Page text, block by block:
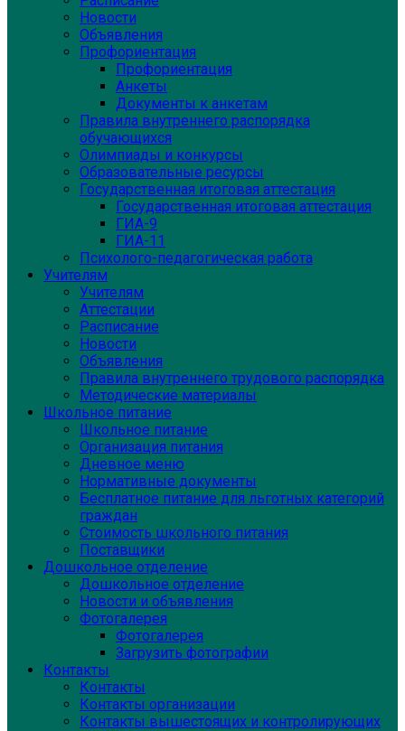
Новости
Объявления
Профориентация
Профориентация
Анкеты
Документы к анкетам
Правила внутреннего распорядка
обучающихся
Олимпиады и конкурсы
Образовательные ресурсы
Государственная итоговая аттестация
Государственная итоговая аттестация
ГИА-9
ГИА-11
Психолого-педагогическая работа
Учителям
Учителям
Аттестации
Расписание
Новости
Объявления
Правила внутреннего трудового распорядка
Методические материалы
Школьное питание
Школьное питание
Организация питания
Дневное меню
Нормативные документы
Бесплатное питание для льготных категорий
граждан
Стоимость школьного питания
Поставщики
Дошкольное отделение
Дошкольное отделение
Новости и объявления
Фотогалерея
Фотогалерея
Загрузить фотографии
Контакты
Контакты
Контакты организации
Контакты вышестоящих и контролирующих